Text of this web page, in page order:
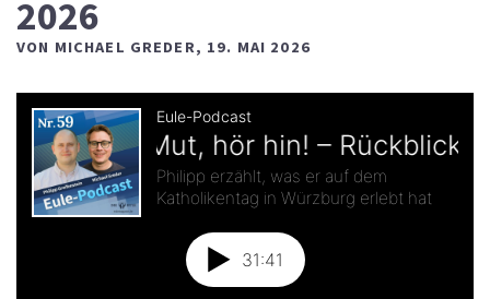
2026
VON MICHAEL GREDER, 19. MAI 2026